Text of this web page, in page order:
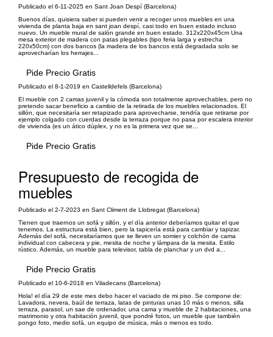
Publicado el 6-11-2025 en Sant Joan Despí (Barcelona)
Buenos días, quisiera saber si pueden venir a recoger unos muebles en una
vivienda de planta baja en sant joan despí, casi todo en buen estado incluso
nuevo. Un mueble mural de salón grande en buen estado. 312x220x45cm Una
mesa exterior de madera con patas plegables (tipo feria larga y estrecha
220x50cm) con dos bancos (la madera de los bancos está degradada solo se
aprovecharían los herrajes...
Pide Precio Gratis
Publicado el 8-1-2019 en Castelldefels (Barcelona)
El mueble con 2 camas juvenil y la cómoda son totalmente aprovechables, pero no
pretendo sacar beneficio a cambio de la retirada de los muebles relacionados. El
sillón, que necesitaría ser retapizado para aprovecharse, tendría que retirarse por
ejemplo colgado con cuerdas desde la terraza porque no pasa por escalera interior
de vivienda (es un ático dúplex, y no es la primera vez que se...
Pide Precio Gratis
Presupuesto de recogida de
muebles
Publicado el 2-7-2023 en Sant Climent de Llobregat (Barcelona)
Tienen que traernos un sofá y sillón, y el día anterior deberíamos quitar el que
tenemos. La estructura está bien, pero la tapicería está para cambiar y tapizar.
Además del sofá, necesitaríamos que se lleven un somier y colchón de cama
individual con cabecera y pie, mesita de noche y lámpara de la mesita. Estilo
rústico. Además, un mueble para televisor, tabla de planchar y un dvd a...
Pide Precio Gratis
Publicado el 10-6-2018 en Viladecans (Barcelona)
Hola! el día 29 de este mes debo hacer el vaciado de mi piso. Se compone de:
Lavadora, nevera, baúl de terraza, latas de pinturas unas 10 más o menos, silla
terraza, parasol, un sae de ordenador, una cama y mueble de 2 habitaciones, una
matrimonio y otra habitación juvenil, que pondré fotos, un mueble que también
pongo foto, medio sofá, un equipo de música, más o menos es todo.